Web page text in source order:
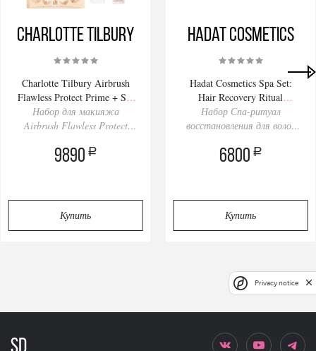
Charlotte Tilbury
Charlotte Tilbury Airbrush
Flawless Protect Prime + Set
Kit 30/34ml
Набор для макияжа
Airbrush Flawless Protect
9890 a
Купить
Hadat Cosmetics
Hadat Cosmetics Spa Set:
Hair Recovery Ritual
280/200ml
Набор Спа-ритуал
восстановления для волос
6800 a
Купить
Privacy notice